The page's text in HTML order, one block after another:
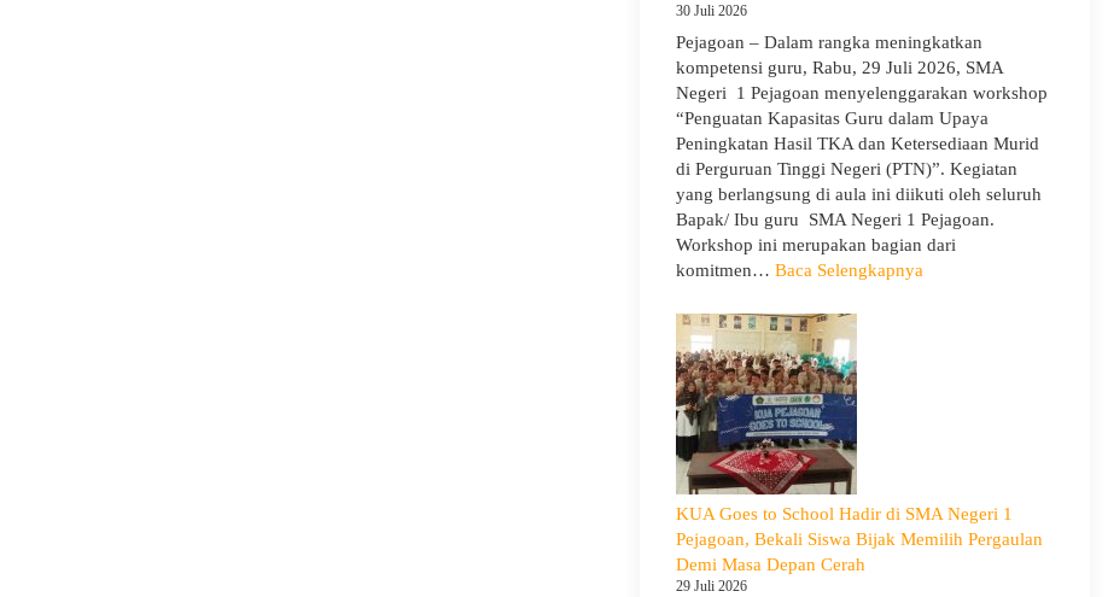
30 Juli 2026
Pejagoan – Dalam rangka meningkatkan
kompetensi guru, Rabu, 29 Juli 2026, SMA
Negeri 1 Pejagoan menyelenggarakan workshop
“Penguatan Kapasitas Guru dalam Upaya
Peningkatan Hasil TKA dan Ketersediaan Murid
di Perguruan Tinggi Negeri (PTN)”. Kegiatan
yang berlangsung di aula ini diikuti oleh seluruh
Bapak/ Ibu guru SMA Negeri 1 Pejagoan.
Workshop ini merupakan bagian dari
komitmen… Baca Selengkapnya:
Penguatan
Kapasitas
KUA Goes to School Hadir di SMA Negeri 1
Pejagoan, Bekali Siswa Bijak Memilih Pergaulan
Demi Masa Depan Cerah
29 Juli 2026